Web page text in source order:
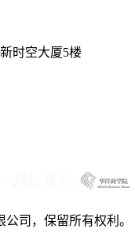
时空大厦5楼
公司，保留所有权利。